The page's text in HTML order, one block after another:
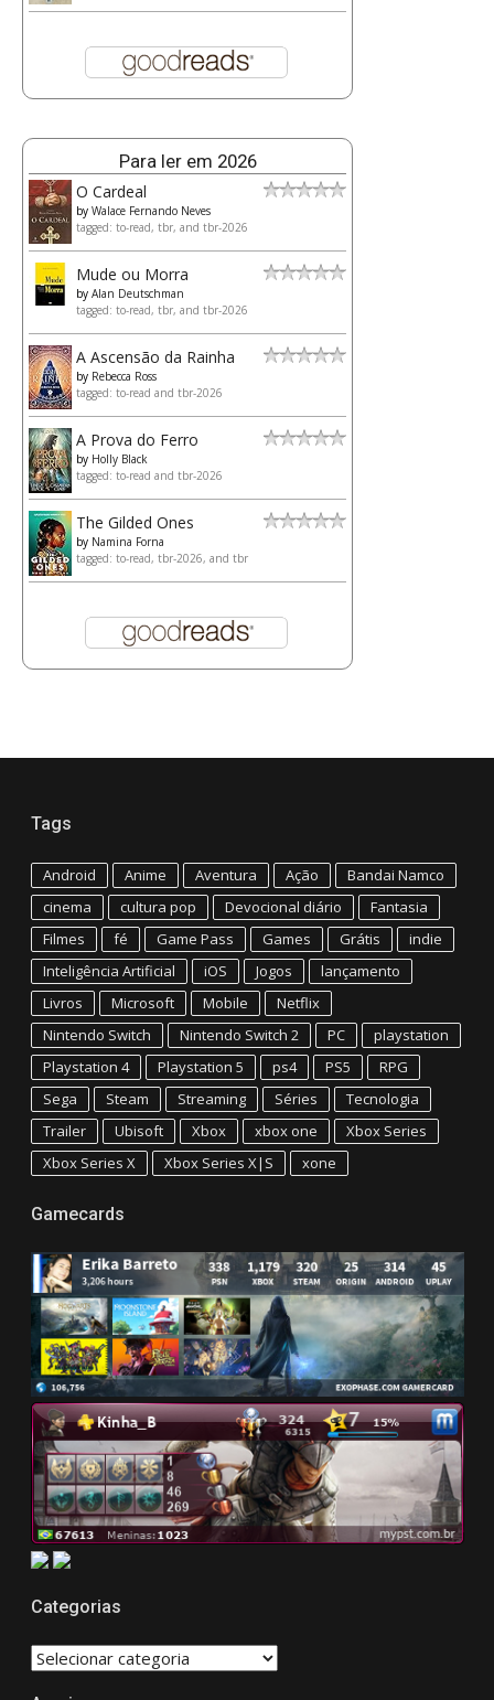
Para ler em 2026
O Cardeal
by Walace Fernando Neves
tagged: to-read, tbr, and tbr-2026
Mude ou Morra
by Alan Deutschman
tagged: to-read, tbr, and tbr-2026
A Ascensão da Rainha
by Rebecca Ross
tagged: to-read and tbr-2026
A Prova do Ferro
by Holly Black
tagged: to-read and tbr-2026
The Gilded Ones
by Namina Forna
tagged: to-read, tbr-2026, and tbr
Tags
Android Anime Aventura Ação
Bandai Namco
cinema
cultura pop Devocional diário
Fantasia
Filmes
fé Game Pass Games Grátis
indie
Inteligência Artificial
iOS Jogos
lançamento
Livros
Microsoft Mobile
Netflix
Nintendo Switch
Nintendo Switch 2 PC
playstation
Playstation 4
Playstation 5 ps4 PS5
RPG
Sega
Steam Streaming Séries
Tecnologia
Trailer
Ubisoft Xbox xbox one
Xbox Series
Xbox Series X
Xbox Series X|S xone
Gamecards
Categorias
CATEGORIAS